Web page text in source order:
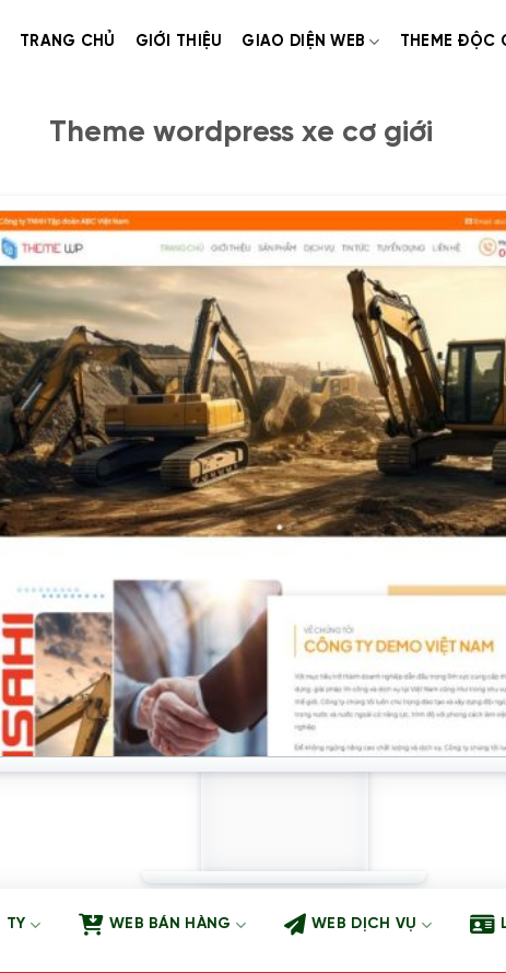
TRANG CHỦ GIỚI THIỆU GIAO DIỆN WEB THEME ĐỘC
Theme wordpress xe cơ giới
TY WEB BÁN HÀNG WEB DỊCH VỤ